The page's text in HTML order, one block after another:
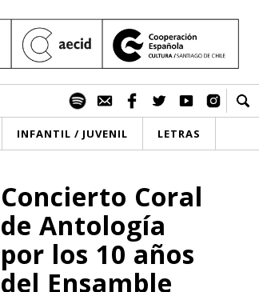
INFANTIL / JUVENIL LETRAS
Concierto Coral
de Antología
por los 10 años
del Ensamble